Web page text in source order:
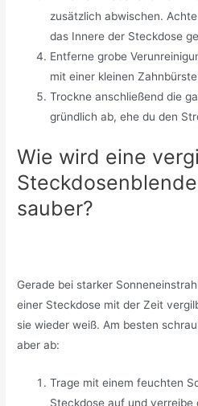
zusätzlich abwischen.
das Innere der Steckdose
Entferne grobe
mit einer kleinen
Trockne anschließend die
gründlich ab, ehe du den
Wie wird eine
sauber?
Gerade bei starker
einer Steckdose mit der Zeit
sie wieder weiß. Am besten
aber ab:
Trage mit einem feuchten
Steckdose auf und verreibe